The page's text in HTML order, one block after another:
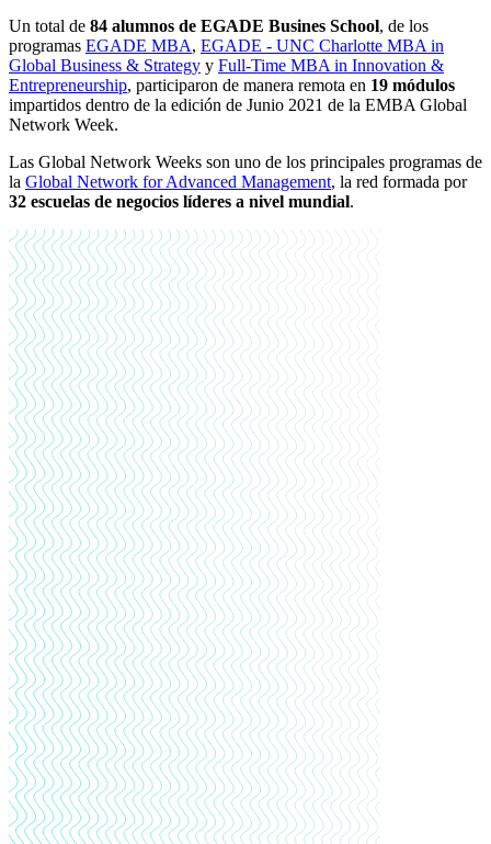
Un total de 84 alumnos de EGADE Busines School, de los
programas EGADE MBA, EGADE - UNC Charlotte MBA in
Global Business & Strategy y Full-Time MBA in Innovation &
Entrepreneurship, participaron de manera remota en 19 módulos
impartidos dentro de la edición de Junio 2021 de la EMBA Global
Network Week.
Las Global Network Weeks son uno de los principales programas de
la Global Network for Advanced Management, la red formada por
32 escuelas de negocios líderes a nivel mundial.